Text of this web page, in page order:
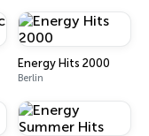
Energy Hits 2000
Berlin